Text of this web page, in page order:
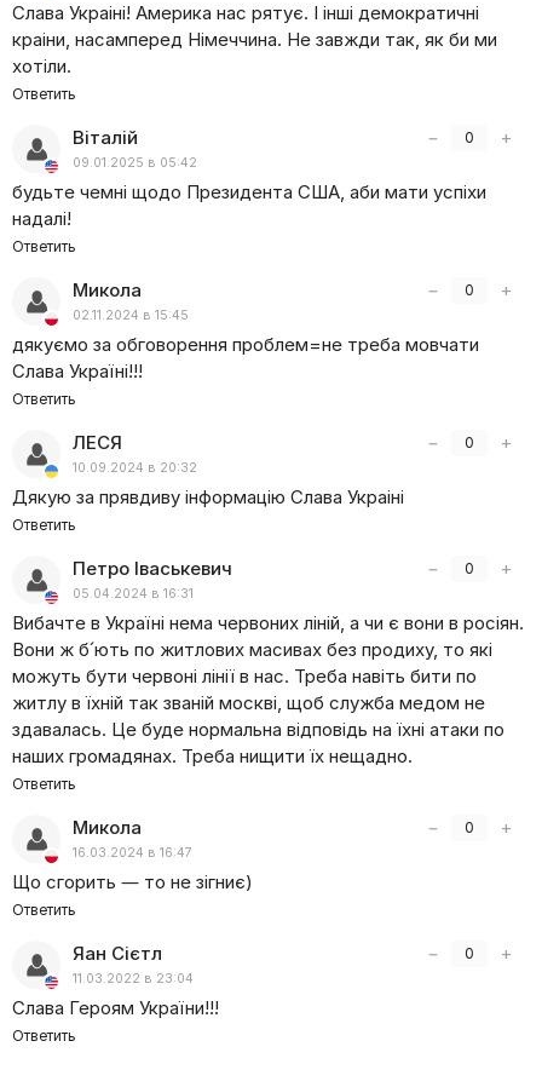
Слава Украіні! Америка нас рятує. І інші демократичні
краіни, насамперед Німеччина. Не завжди так, як би ми
хотіли.
Ответить
− 0 +
Віталій
09.01.2025 в 05:42
будьте чемні щодо Президента США, аби мати успіхи
надалі!
Ответить
− 0 +
Микола
02.11.2024 в 15:45
дякуємо за обговорення проблем=не треба мовчати
Слава Україні!!!
Ответить
− 0 +
ЛЕСЯ
10.09.2024 в 20:32
Дякую за прявдиву інформацію Слава Украіні
Ответить
− 0 +
Петро Іваськевич
05.04.2024 в 16:31
Вибачте в Україні нема червоних ліній, а чи є вони в росіян.
Вони ж б´ють по житлових масивах без продиху, то які
можуть бути червоні лінії в нас. Треба навіть бити по
житлу в їхній так званій москві, щоб служба медом не
здавалась. Це буде нормальна відповідь на їхні атаки по
наших громадянах. Треба нищити їх нещадно.
Ответить
− 0 +
Микола
16.03.2024 в 16:47
Що сгорить — то не зігниє)
Ответить
− 0 +
Яан Сієтл
11.03.2022 в 23:04
Слава Героям України!!!
Ответить